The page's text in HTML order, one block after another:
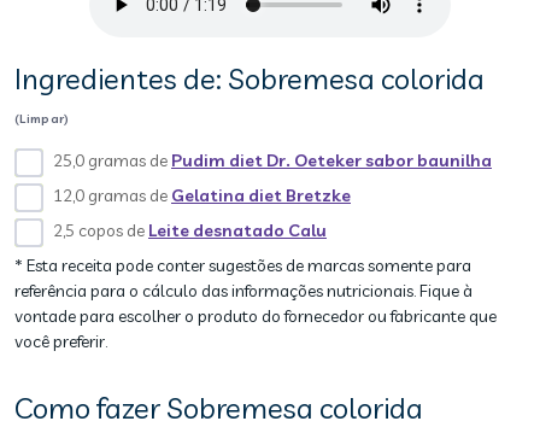
Ingredientes de: Sobremesa colorida
(Limpar)
25,0 gramas de Pudim diet Dr. Oeteker sabor baunilha
12,0 gramas de Gelatina diet Bretzke
2,5 copos de Leite desnatado Calu
* Esta receita pode conter sugestões de marcas somente para
referência para o cálculo das informações nutricionais. Fique à
vontade para escolher o produto do fornecedor ou fabricante que
você preferir.
Como fazer Sobremesa colorida